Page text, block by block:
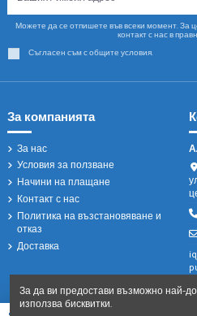
Можете да се отпишете във всеки момент.
контакт с нас в
Съгласен съм с общите условия.
За компанията
За нас
Условия за ползване
Начини на плащане
Контакт с нас
Политика на възстановяване и
отказ
Доставка
За да ви предостави възможно най-
използва бисквитки.